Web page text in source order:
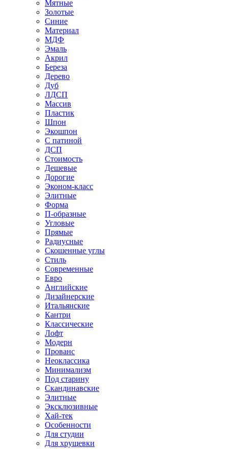
Мятные
Золотые
Синие
Материал
МДФ
Эмаль
Акрил
Береза
Дерево
Дуб
ЛДСП
Массив
Пластик
Шпон
Экошпон
С патиной
ДСП
Стоимость
Дешевые
Дорогие
Эконом-класс
Элитные
Форма
П-образные
Угловые
Прямые
Радиусные
Скошенные углы
Стиль
Современные
Евро
Английские
Дизайнерские
Итальянские
Кантри
Классические
Лофт
Модерн
Прованс
Неоклассика
Минимализм
Под старину
Скандинавские
Элитные
Эксклюзивные
Хай-тек
Особенности
Для студии
Для хрущевки